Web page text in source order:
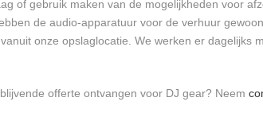
of gebruik maken van de mogelijkheden voor
de audio-apparatuur voor de verhuur
onze opslaglocatie. We werken er dagelijks
offerte ontvangen voor DJ gear? Neem